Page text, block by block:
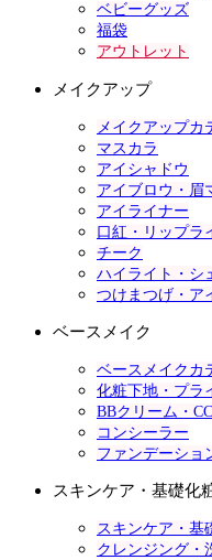
ベビーグッズ
福袋
アウトレット
メイクアップ
メイクアップカ
マスカラ
アイシャドウ
アイブロウ・眉
アイライナー
口紅・リップラ
チーク
ハイライト・シ
つけまつげ・ア
ベースメイク
ベースメイクカ
化粧下地・プラ
BBクリーム・
コンシーラー
ファンデーショ
スキンケア・基礎化
スキンケア・基
クレンジング・